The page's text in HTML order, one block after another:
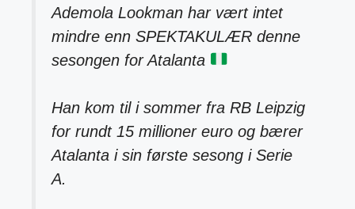
Ademola Lookman har vært intet
mindre enn SPEKTAKULÆR denne
sesongen for Atalanta
Han kom til i sommer fra RB Leipzig
for rundt 15 millioner euro og bærer
Atalanta i sin første sesong i Serie
A.